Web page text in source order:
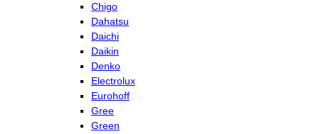
Chigo
Dahatsu
Daichi
Daikin
Denko
Electrolux
Eurohoff
Gree
Green